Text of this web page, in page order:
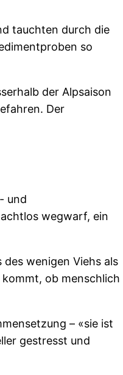
tauchten durch die
so
der Alpsaison
Der
und
wegwarf, ein
wenigen Viehs als
ob menschlich
– «sie ist
gestresst und